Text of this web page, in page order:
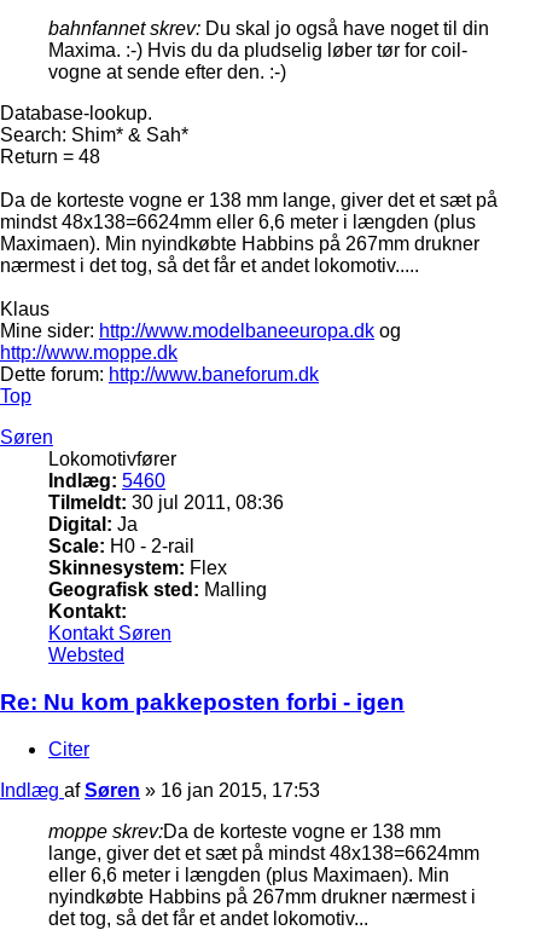
bahnfannet skrev: Du skal jo også have noget til din
Maxima. :-) Hvis du da pludselig løber tør for coil-
vogne at sende efter den. :-)
Database-lookup.
Search: Shim* & Sah*
Return = 48
Da de korteste vogne er 138 mm lange, giver det et sæt på
mindst 48x138=6624mm eller 6,6 meter i længden (plus
Maximaen). Min nyindkøbte Habbins på 267mm drukner
nærmest i det tog, så det får et andet lokomotiv.....
Klaus
Mine sider: http://www.modelbaneeuropa.dk og
http://www.moppe.dk
Dette forum: http://www.baneforum.dk
Top
Søren
Lokomotivfører
Indlæg: 5460
Tilmeldt: 30 jul 2011, 08:36
Digital: Ja
Scale: H0 - 2-rail
Skinnesystem: Flex
Geografisk sted: Malling
Kontakt:
Kontakt Søren
Websted
Re: Nu kom pakkeposten forbi - igen
Citer
Indlæg afSøren » 16 jan 2015, 17:53
moppe skrev:Da de korteste vogne er 138 mm
lange, giver det et sæt på mindst 48x138=6624mm
eller 6,6 meter i længden (plus Maximaen). Min
nyindkøbte Habbins på 267mm drukner nærmest i
det tog, så det får et andet lokomotiv...